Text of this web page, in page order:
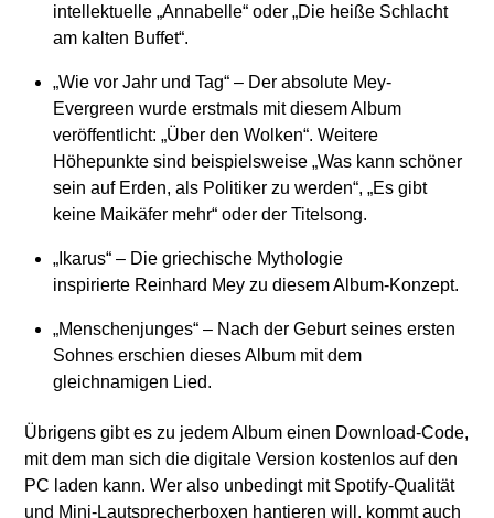
intellektuelle „Annabelle“ oder „Die heiße Schlacht
am kalten Buffet“.
„Wie vor Jahr und Tag“ – Der absolute Mey-
Evergreen wurde erstmals mit diesem Album
veröffentlicht: „Über den Wolken“. Weitere
Höhepunkte sind beispielsweise „Was kann schöner
sein auf Erden, als Politiker zu werden“, „Es gibt
keine Maikäfer mehr“ oder der Titelsong.
„Ikarus“ – Die griechische Mythologie
inspirierte Reinhard Mey zu diesem Album-Konzept.
„Menschenjunges“ – Nach der Geburt seines ersten
Sohnes erschien dieses Album mit dem
gleichnamigen Lied.
Übrigens gibt es zu jedem Album einen Download-Code,
mit dem man sich die digitale Version kostenlos auf den
PC laden kann. Wer also unbedingt mit Spotify-Qualität
und Mini-Lautsprecherboxen hantieren will, kommt auch